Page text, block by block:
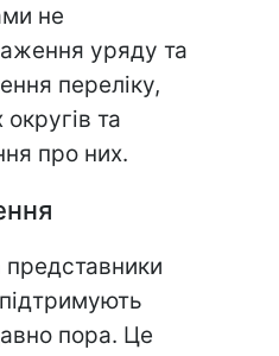
не
уряду та
переліку,
та
про них.
представники
пора. Це